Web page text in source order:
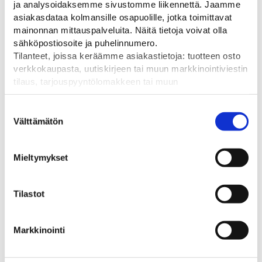
ja analysoidaksemme sivustomme liikennettä. Jaamme
asiakasdataa kolmansille osapuolille, jotka toimittavat
mainonnan mittauspalveluita. Näitä tietoja voivat olla
sähköpostiosoite ja puhelinnumero.
Tilanteet, joissa keräämme asiakastietoja: tuotteen osto
verkkokaupasta, uutiskirjeen tai muun markkinointiviestin
tilaus, tarjouspyyntölomakkeen tai muun
yhteydenottolomakkeen lähettäminen, käyttäjätilin
pyydetään erillinen suostumus tiedon käyttämiseen
markkinoinnissa. Hyväksymällä mainontaevästeet,
hyväksyt asiakasdatan jakamisen kolmansille osapuolille
mainonnan mittaamista varten.
valinta
Välttämätön
Mieltymykset
Tilastot
Markkinointi
27,00€
Tutustu myös
SKIPPER oranssi
SKIPPER ladattava